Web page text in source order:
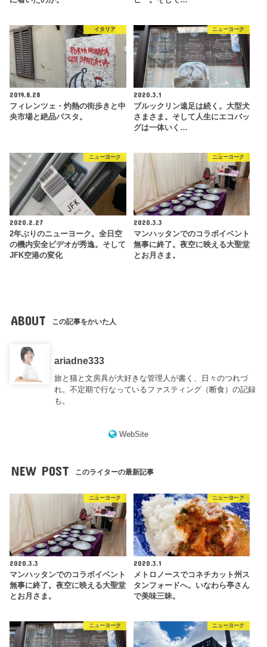
イタリア
2019.8.28
フィレンツェ・灼熱の街歩きと中
央市場と絶品パスタ。
ニューヨーク
2020.3.1
ブルックリン遠足は続く。大型犬
さまさま。そして人生にエコバッ
グは一体いく…
ニューヨーク
2020.2.27
2年ぶりのニューヨーク。全日空
の機内安全ビデオが秀逸。そして
JFK空港の変化
ニューヨーク
2020.3.3
マンハッタンでのコラボイベント
無事に終了。夜空に映える大聖堂
とお月さま。
ABOUT この記事をかいた人
ariadne333
旅と猫と文房具が大好きな管理人が書く、日々のつれづ
れ。不定期で行なっているファスティング（断食）の記録
も。
WebSite
NEW POST このライターの最新記事
ニューヨーク
2020.3.3
マンハッタンでのコラボイベント
無事に終了。夜空に映える大聖堂
とお月さま。
ニューヨーク
2020.3.1
メトロノースでコネチカット州ス
タンフォードへ。いなわら亭さん
で美味三昧。
ニューヨーク ニューヨーク